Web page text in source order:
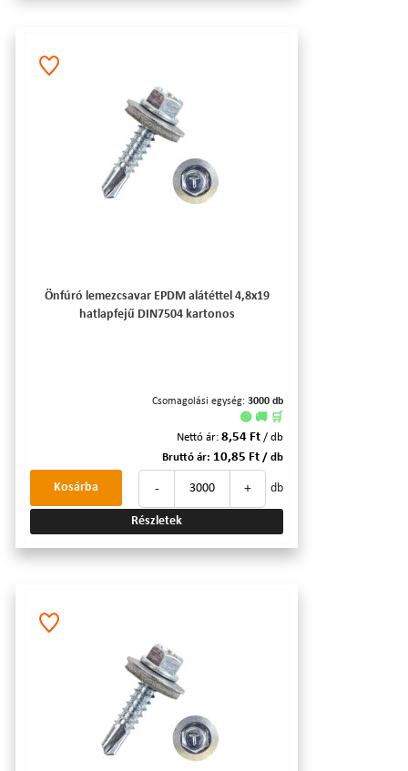
Önfúró lemezcsavar EPDM alátéttel 4,8x19
hatlapfejű DIN7504 kartonos
Csomagolási egység: 3000 db
🟢 🚚 🛒
Nettó ár: 8,54 Ft / db
Bruttó ár: 10,85 Ft / db
- + db
Kosárba
Részletek